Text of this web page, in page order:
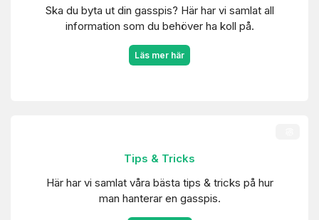
Ska du byta ut din gasspis? Här har vi samlat all
information som du behöver ha koll på.
Läs mer här
Tips & Tricks
Här har vi samlat våra bästa tips & tricks på hur
man hanterar en gasspis.